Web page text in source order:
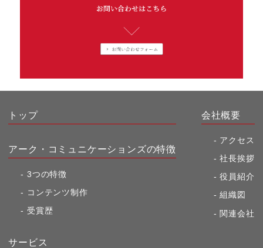
トップ
アーク・コミュニケーションズの特徴
3つの特徴
コンテンツ制作
受賞歴
サービス
会社概要
アクセス
社長挨拶
役員紹介
組織図
関連会社